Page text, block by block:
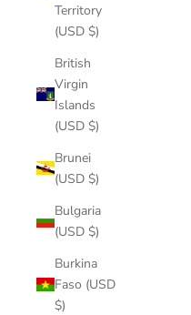
Territory
(USD $)
British
Virgin
Islands
(USD $)
Brunei
(USD $)
Bulgaria
(USD $)
Burkina
Faso (USD
$)